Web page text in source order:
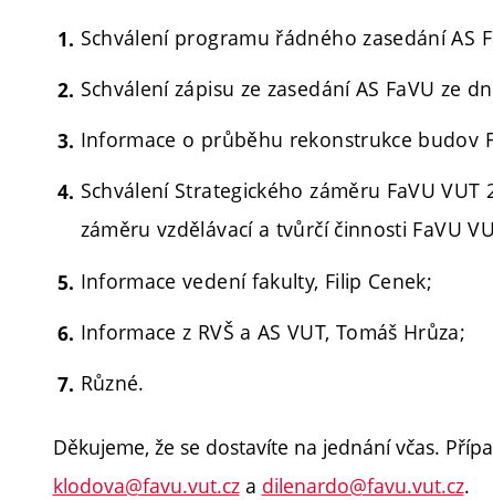
Schválení programu řádného zasedání AS
Schválení zápisu ze zasedání AS FaVU ze
Informace o průběhu rekonstrukce budov
Schválení Strategického záměru FaVU
záměru vzdělávací a tvůrčí činnosti FaVU
Informace vedení fakulty, Filip Cenek;
Informace z RVŠ a AS VUT, Tomáš Hrůza;
Různé.
Děkujeme, že se dostavíte na jednání včas.
klodova@favu.vut.cza dilenardo@favu.vut.cz.